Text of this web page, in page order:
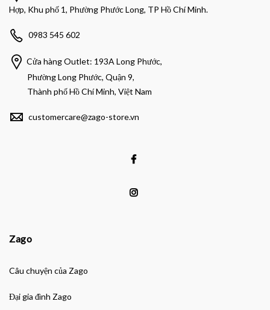
Hợp, Khu phố 1, Phường Phước Long, TP Hồ Chí Minh.
0983 545 602
Cửa hàng Outlet: 193A Long Phước,
Phường Long Phước, Quận 9,
Thành phố Hồ Chí Minh, Việt Nam
customercare@zago-store.vn
Zago
Câu chuyện của Zago
Đại gia đình Zago